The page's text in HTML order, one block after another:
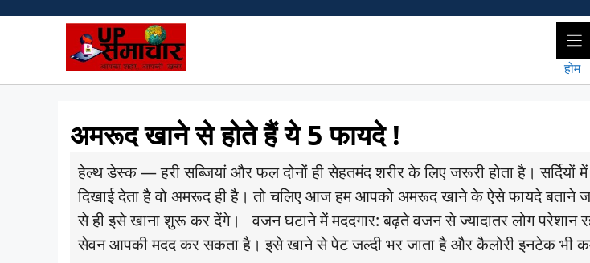
होम
अमरूद खाने से होते हैं ये 5 फायदे !
हेल्थ डेस्क — हरी सब्जियां और फल दोनों ही सेहतमंद शरीर के लिए जरूरी होता है। सर्दियों
दिखाई देता है वो अमरूद ही है। तो चलिए आज हम आपको अमरूद खाने के ऐसे फायदे
से ही इसे खाना शुरू कर देंगे। वजन घटाने में मददगार: बढ़ते वजन से ज्यादातर लोग परेशान
सेवन आपकी मदद कर सकता है। इसे खाने से पेट जल्दी भर जाता है और कैलोरी इनटेक भी